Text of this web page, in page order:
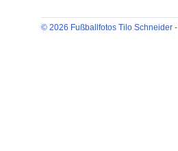
© 2026 Fußballfotos Tilo Schneider -